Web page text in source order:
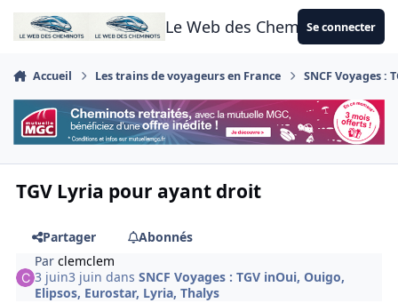
Aller au contenu
Le Web des CheminotsSe connecter
Accueil Les trains de voyageurs en France SNCF Voyages :
TGV Lyria pour ayant droit
Partager
Abonnés
Parclemclem
3 juin3 juin dansSNCF Voyages : TGV inOui, Ouigo,
Elipsos, Eurostar, Lyria, Thalys